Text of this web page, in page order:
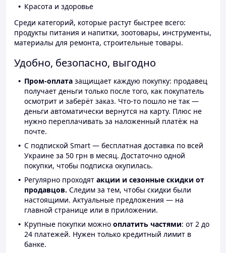
Красота и здоровье
Среди категорий, которые растут быстрее всего:
продукты питания и напитки, зоотовары, инструменты,
материалы для ремонта, строительные товары.
Удобно, безопасно, выгодно
Пром-оплата защищает каждую покупку: продавец
получает деньги только после того, как покупатель
осмотрит и заберёт заказ. Что-то пошло не так —
деньги автоматически вернутся на карту. Плюс не
нужно переплачивать за наложенный платёж на
почте.
С подпиской Smart — бесплатная доставка по всей
Украине за 50 грн в месяц. Достаточно одной
покупки, чтобы подписка окупилась.
Регулярно проходят акции и сезонные скидки от
продавцов. Следим за тем, чтобы скидки были
настоящими. Актуальные предложения — на
главной странице или в приложении.
Крупные покупки можно оплатить частями: от 2 до
24 платежей. Нужен только кредитный лимит в
банке.